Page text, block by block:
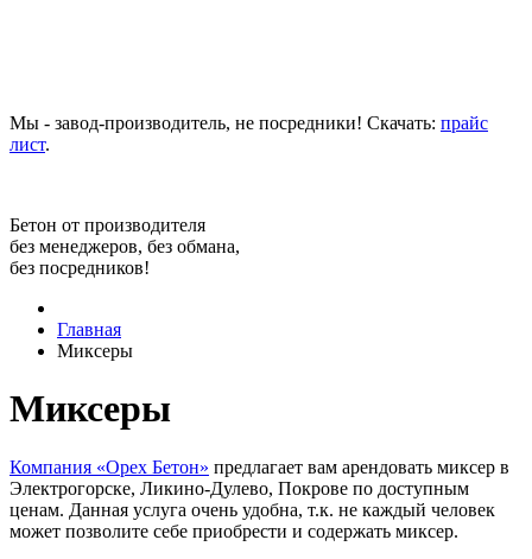
Мы - завод-производитель, не посредники! Скачать: прайс
лист.
Бетон от производителя
без менеджеров, без обмана,
без посредников!
Главная
Миксеры
Миксеры
Компания «Орех Бетон» предлагает вам арендовать миксер в
Электрогорске, Ликино-Дулево, Покрове по доступным
ценам. Данная услуга очень удобна, т.к. не каждый человек
может позволите себе приобрести и содержать миксер.